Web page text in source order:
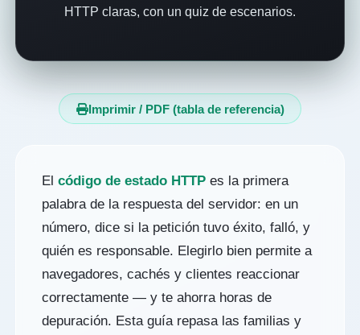
HTTP claras, con un quiz de escenarios.
Imprimir / PDF (tabla de referencia)
Elcódigo de estado HTTP es la primera
palabra de la respuesta del servidor: en un
número, dice si la petición tuvo éxito, falló, y
quién es responsable. Elegirlo bien permite a
navegadores, cachés y clientes reaccionar
correctamente — y te ahorra horas de
depuración. Esta guía repasa las familias y